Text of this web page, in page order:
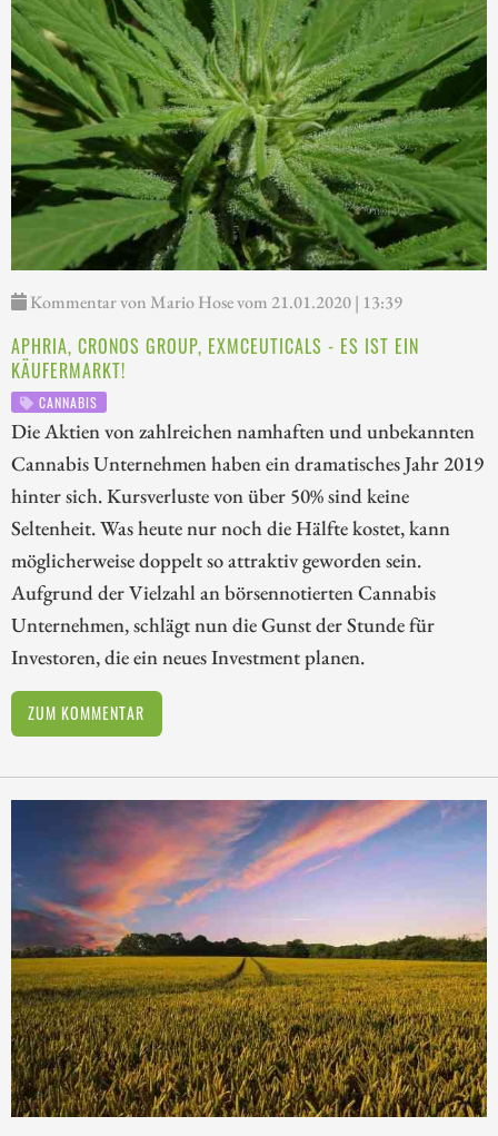
Kommentar von Mario Hose vom 21.01.2020 | 13:39
APHRIA, CRONOS GROUP, EXMCEUTICALS - ES IST EIN
KÄUFERMARKT!
CANNABIS
Die Aktien von zahlreichen namhaften und unbekannten
Cannabis Unternehmen haben ein dramatisches Jahr 2019
hinter sich. Kursverluste von über 50% sind keine
Seltenheit. Was heute nur noch die Hälfte kostet, kann
möglicherweise doppelt so attraktiv geworden sein.
Aufgrund der Vielzahl an börsennotierten Cannabis
Unternehmen, schlägt nun die Gunst der Stunde für
Investoren, die ein neues Investment planen.
ZUM KOMMENTAR